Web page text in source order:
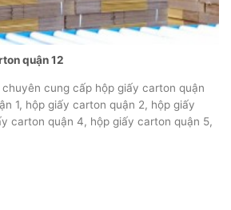
quận 12
cung cấp hộp giấy carton quận
1, hộp giấy carton quận 2, hộp giấy
carton quận 4, hộp giấy carton quận 5,